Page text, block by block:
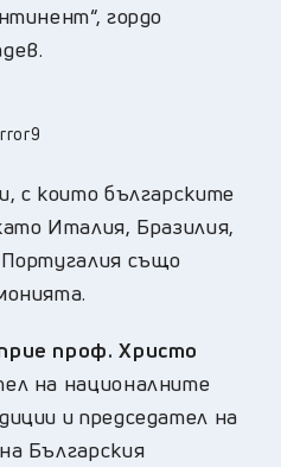
гордо
с които българските
Италия, Бразилия,
също
проф. Христо
на националните
и председател на
Българския